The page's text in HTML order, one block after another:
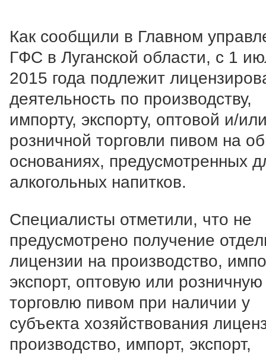
Как сообщили в Главном
ГФС в Луганской области, с 1
2015 года подлежит
деятельность по производству,
импорту, экспорту, оптовой и/
розничной торговли пивом на
основаниях, предусмотренных
алкогольных напитков.
Специалисты отметили, что не
предусмотрено получение
лицензии на производство,
экспорт, оптовую или розничную
торговлю пивом при наличии у
субъекта хозяйствования
производство, импорт, экспорт,